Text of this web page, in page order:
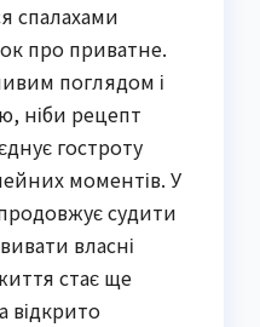
спалахами
про приватне.
поглядом і
ніби рецепт
гостроту
моментів. У
судити
власні
стає ще
відкрито